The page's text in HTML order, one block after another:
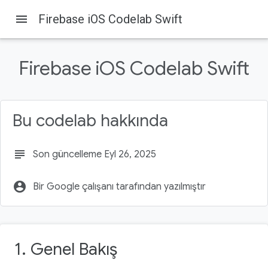
Firebase Firebase Codelabs
1. Genel Bakış
3. Başlangıç uygulamasını oluşturma
4. Firebase projesi oluşturma
5. Kullanıcıları tanımlama
menu Firebase iOS Codelab Swift
Firebase iOS Codelab Swift
Bu codelab hakkında
subject Son güncelleme Eyl 26, 2025
account_circle Bir Google çalışanı tarafından yazılmıştır
1. Genel Bakış